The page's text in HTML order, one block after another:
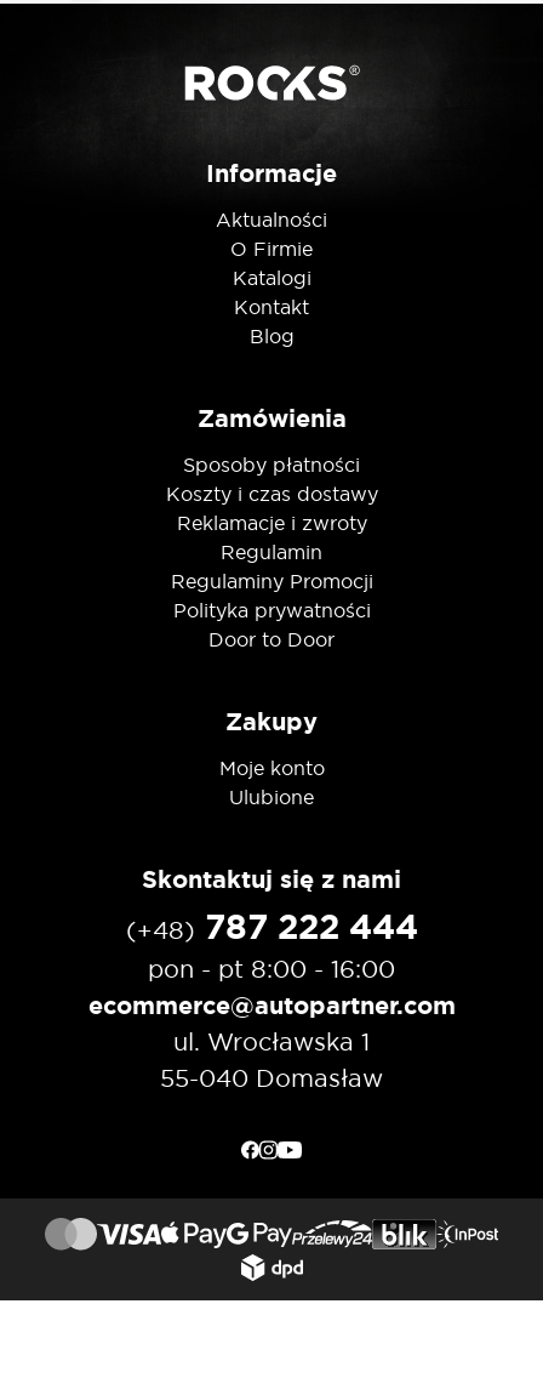
Informacje
Aktualności
O Firmie
Katalogi
Kontakt
Blog
Zamówienia
Sposoby płatności
Koszty i czas dostawy
Reklamacje i zwroty
Regulamin
Regulaminy Promocji
Polityka prywatności
Door to Door
Zakupy
Moje konto
Ulubione
Skontaktuj się z nami
(+48) 787 222 444
pon - pt 8:00 - 16:00
ecommerce@autopartner.com
ul. Wrocławska 1
55-040 Domasław